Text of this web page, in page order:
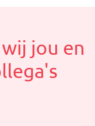
jou en